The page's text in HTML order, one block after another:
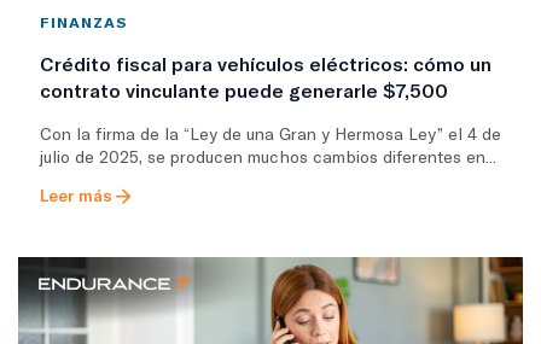
FINANZAS
Crédito fiscal para vehículos eléctricos: cómo un
contrato vinculante puede generarle $7,500
Con la firma de la “Ley de una Gran y Hermosa Ley” el 4 de
julio de 2025, se producen muchos cambios diferentes en...
Leer más